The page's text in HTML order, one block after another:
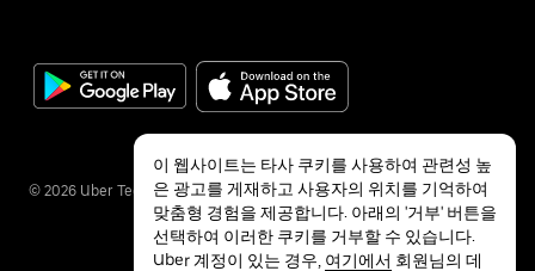
© 2026 Uber Technologies Inc.
이 웹사이트는 타사 쿠키를 사용하여 관련성 높
은 광고를 게재하고 사용자의 위치를 기억하여
맞춤형 경험을 제공합니다. 아래의 '거부' 버튼을
선택하여 이러한 쿠키를 거부할 수 있습니다.
Uber 계정이 있는 경우, 여기에서 회원님의 데